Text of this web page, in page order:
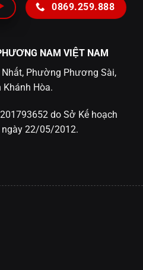
0869.259.888
NAM VIỆT NAM
Phường Phương Sài,
Khánh Hòa.
do Sở Kế hoạch
22/05/2012.